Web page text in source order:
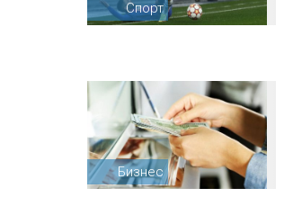
Спорт
Бизнес